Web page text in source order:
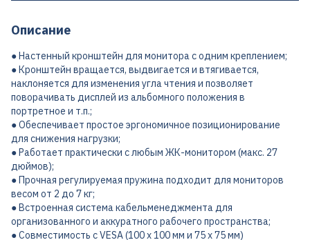
Описание
● Настенный кронштейн для монитора с одним креплением;
● Кронштейн вращается, выдвигается и втягивается,
наклоняется для изменения угла чтения и позволяет
поворачивать дисплей из альбомного положения в
портретное и т.п.;
● Обеспечивает простое эргономичное позиционирование
для снижения нагрузки;
● Работает практически с любым ЖК-монитором (макс. 27
дюймов);
● Прочная регулируемая пружина подходит для мониторов
весом от 2 до 7 кг;
● Встроенная система кабельменеджмента для
организованного и аккуратного рабочего пространства;
● Совместимость с VESA (100 x 100 мм и 75 x 75 мм)